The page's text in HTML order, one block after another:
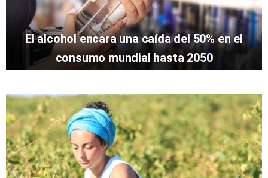
El alcohol encara una caída del 50% en el
consumo mundial hasta 2050